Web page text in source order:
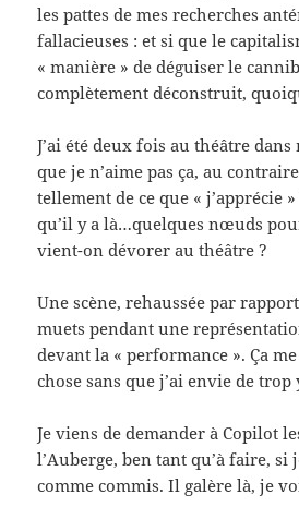
les pattes de mes recherches
fallacieuses : et si que le
« manière » de déguiser le
complètement déconstruit,
J’ai été deux fois au théâtre dans
que je n’aime pas ça, au
tellement de ce que « j’apprécie
qu’il y a là…quelques nœuds
vient-on dévorer au théâtre ?
Une scène, rehaussée par
muets pendant une
devant la « performance ». Ça
chose sans que j’ai envie de trop
Je viens de demander à Copilot
l’Auberge, ben tant qu’à faire, si
comme commis. Il galère là, je